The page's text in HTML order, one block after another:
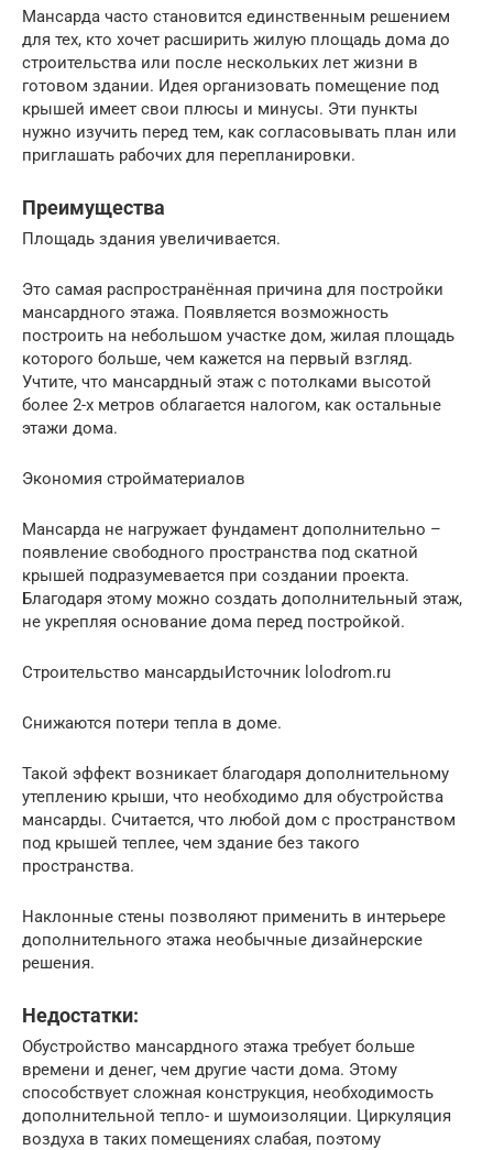
Мансарда часто становится единственным решением
для тех, кто хочет расширить жилую площадь дома до
строительства или после нескольких лет жизни в
готовом здании. Идея организовать помещение под
крышей имеет свои плюсы и минусы. Эти пункты
нужно изучить перед тем, как согласовывать план или
приглашать рабочих для перепланировки.
Преимущества
Площадь здания увеличивается.
Это самая распространённая причина для постройки
мансардного этажа. Появляется возможность
построить на небольшом участке дом, жилая площадь
которого больше, чем кажется на первый взгляд.
Учтите, что мансардный этаж с потолками высотой
более 2-х метров облагается налогом, как остальные
этажи дома.
Экономия стройматериалов
Мансарда не нагружает фундамент дополнительно –
появление свободного пространства под скатной
крышей подразумевается при создании проекта.
Благодаря этому можно создать дополнительный этаж,
не укрепляя основание дома перед постройкой.
Строительство мансардыИсточник lolodrom.ru
Снижаются потери тепла в доме.
Такой эффект возникает благодаря дополнительному
утеплению крыши, что необходимо для обустройства
мансарды. Считается, что любой дом с пространством
под крышей теплее, чем здание без такого
пространства.
Наклонные стены позволяют применить в интерьере
дополнительного этажа необычные дизайнерские
решения.
Недостатки:
Обустройство мансардного этажа требует больше
времени и денег, чем другие части дома. Этому
способствует сложная конструкция, необходимость
дополнительной тепло- и шумоизоляции. Циркуляция
воздуха в таких помещениях слабая, поэтому